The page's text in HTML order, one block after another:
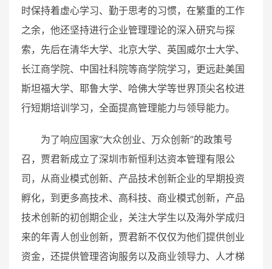
时保持着虚心学习、勤于思考的习惯，在繁重的工作
之余，他还坚持进行企业管理理论的深入研究与探
索，先后在清华大学、北京大学、英国威尔士大学、
长江商学院、中国社科院等商学院学习，更远赴美国
斯坦福大学、耶鲁大学、哈佛大学等世界顶尖名校进
行短期培训学习，全面提高管理能力与领导能力。
为了响应国家“大众创业、万众创新”的政策号
召，贾君新成立了深圳市新恒利达资本管理有限公
司，从商业模式创新、产品技术创新企业的早期投资
孵化，到更多高技术、高科技、商业模式创新，产品
技术创新的初创期企业，关注大学生以及海外学成归
来的年青人创业创新，贾君新不仅仅为他们提供创业
资金，还提供管理咨询服务以及商业领导力、人才梯